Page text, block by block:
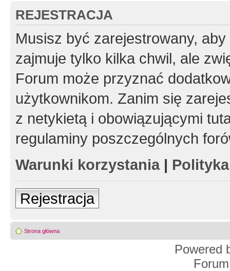
REJESTRACJA
Musisz być zarejestrowany,
zajmuje tylko kilka chwil, ale
Forum może przyznać
użytkownikom. Zanim się
z netykietą i obowiązującymi
regulaminy poszczególnych
Warunki korzystania|
Rejestracja
Strona główna
Powered